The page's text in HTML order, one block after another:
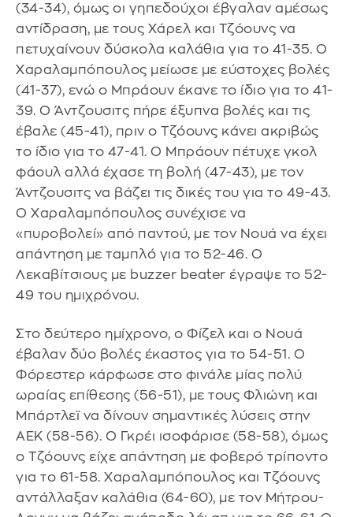
(34-34), όμως οι γηπεδούχοι έβγαλαν αμέσως
αντίδραση, με τους Χάρελ και Τζόουνς να
πετυχαίνουν δύσκολα καλάθια για το 41-35. Ο
Χαραλαμπόπουλος μείωσε με εύστοχες βολές
(41-37), ενώ ο Μπράουν έκανε το ίδιο για το 41-
39. Ο Άντζουσιτς πήρε έξυπνα βολές και τις
έβαλε (45-41), πριν ο Τζόουνς κάνει ακριβώς
το ίδιο για το 47-41. Ο Μπράουν πέτυχε γκολ
φάουλ αλλά έχασε τη βολή (47-43), με τον
Άντζουσιτς να βάζει τις δικές του για το 49-43.
Ο Χαραλαμπόπουλος συνέχισε να
«πυροβολεί» από παντού, με τον Νουά να έχει
απάντηση με ταμπλό για το 52-46. Ο
Λεκαβίτσιους με buzzer beater έγραψε το 52-
49 του ημιχρόνου.
Στο δεύτερο ημίχρονο, ο Φίζελ και ο Νουά
έβαλαν δύο βολές έκαστος για το 54-51. Ο
Φόρεστερ κάρφωσε στο φινάλε μίας πολύ
ωραίας επίθεσης (56-51), με τους Φλιώνη και
Μπάρτλεϊ να δίνουν σημαντικές λύσεις στην
ΑΕΚ (58-56). Ο Γκρέι ισοφάρισε (58-58), όμως
ο Τζόουνς είχε απάντηση με φοβερό τρίποντο
για το 61-58. Χαραλαμπόπουλος και Τζόουνς
αντάλλαξαν καλάθια (64-60), με τον Μήτρου-